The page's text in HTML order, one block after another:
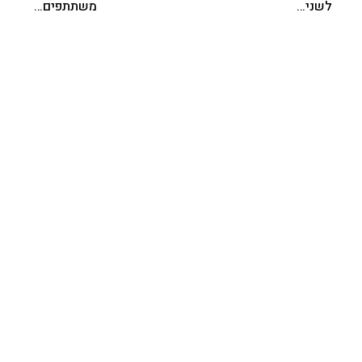
לשני…
משתתפים…